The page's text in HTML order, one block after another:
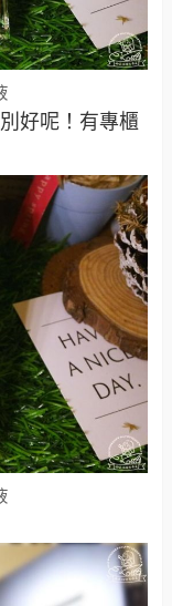
好呢！有專櫃